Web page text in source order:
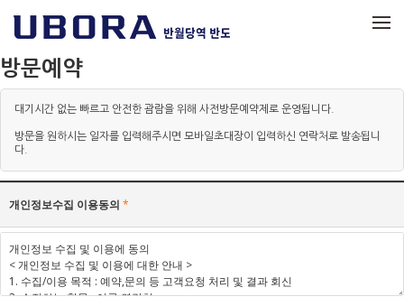
방문예약
대기시간 없는 빠르고 안전한 괌람을 위해 사전방문예약제로 운영됩니다.
방문을 원하시는 일자를 입력해주시면 모바일초대장이 입력하신 연락처로 발송됩니
다.
개인정보수집 이용동의 *